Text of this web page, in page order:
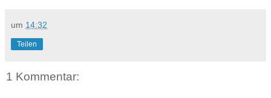
um 14:32
Teilen
1 Kommentar: